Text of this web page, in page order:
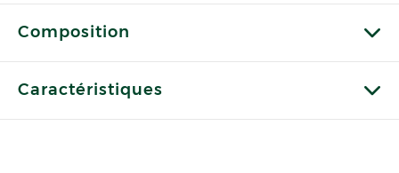
Composition
Caractéristiques